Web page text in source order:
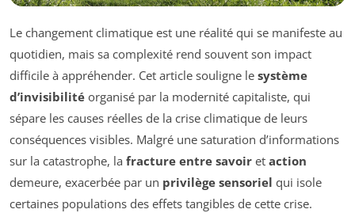
Le changement climatique est une réalité qui se manifeste au
quotidien, mais sa complexité rend souvent son impact
difficile à appréhender. Cet article souligne le système
d’invisibilité organisé par la modernité capitaliste, qui
sépare les causes réelles de la crise climatique de leurs
conséquences visibles. Malgré une saturation d’informations
sur la catastrophe, la fracture entre savoir et action
demeure, exacerbée par un privilège sensoriel qui isole
certaines populations des effets tangibles de cette crise.